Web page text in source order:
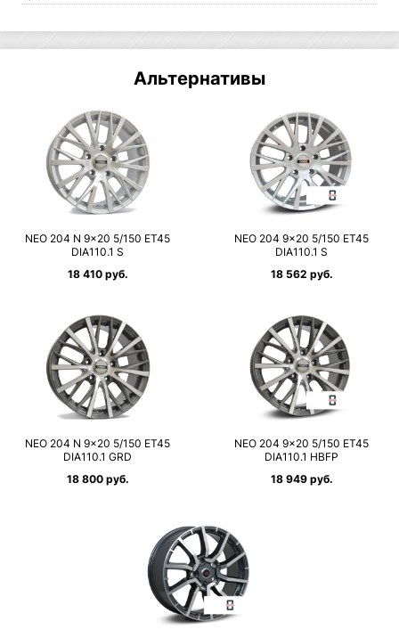
Альтернативы
NEO 204 N 9×20 5/150 ET45
DIA110.1 S
18 410 руб.
NEO 204 9×20 5/150 ET45
DIA110.1 S
18 562 руб.
NEO 204 N 9×20 5/150 ET45
DIA110.1 GRD
18 800 руб.
NEO 204 9×20 5/150 ET45
DIA110.1 HBFP
18 949 руб.